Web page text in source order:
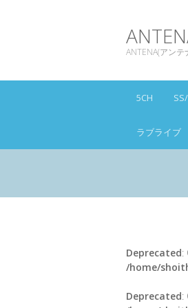
ANTENA(アン
5CH
ラブライブ
Deprecated:
/home/
Deprecated: